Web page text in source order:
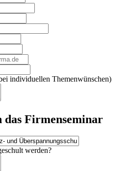
individuellen Themenwünschen)
das Firmenseminar
werden?